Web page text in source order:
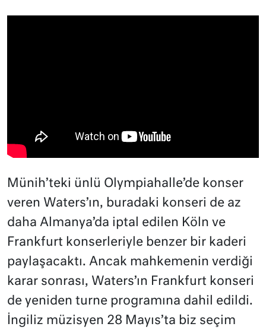
Münih’teki ünlü Olympiahalle’de konser
veren Waters’ın, buradaki konseri de az
daha Almanya’da iptal edilen Köln ve
Frankfurt konserleriyle benzer bir kaderi
paylaşacaktı. Ancak mahkemenin verdiği
karar sonrası, Waters’ın Frankfurt konseri
de yeniden turne programına dahil edildi.
İngiliz müzisyen 28 Mayıs’ta biz seçim